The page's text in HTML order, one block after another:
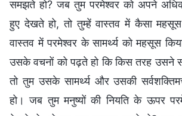
समझते हो? जब तुम परमेश्वर को अपने
हुए देखते हो, तो तुम्हें वास्तव में कैसा महसूस
वास्तव में परमेश्वर के सामर्थ्य को महसूस
उसके वचनों को पढ़ते हो कि किस तरह उसने
तो तुम उसके सामर्थ्य और उसकी
हो। जब तुम मनुष्यों की नियति के ऊपर